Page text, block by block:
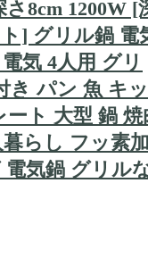
8cm 1200W [
] グリル鍋 電
気 4人用 グリ
き パン 魚 キッ
ト 大型 鍋 焼
らし フッ素加
気鍋 グリル